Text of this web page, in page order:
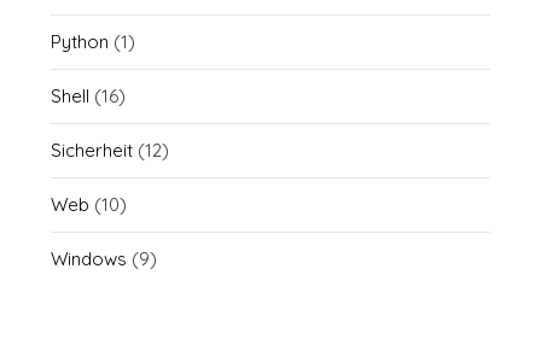
Python (1)
Shell (16)
Sicherheit (12)
Web (10)
Windows (9)